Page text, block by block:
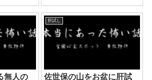
で、 アパ
知人女性
う体験を
りたてということもあり、誰も
がどこかへ行きたいという衝動
に駆られるあの時期...
無人の
肝試し
佐世保の山をお盆に肝試